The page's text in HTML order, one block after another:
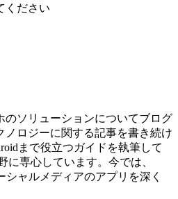
ください
のソリューションについてブログ
ノロジーに関する記事を書き続け
まで役立つガイドを執筆して
に専心しています。今では、
シャルメディアのアプリを深く